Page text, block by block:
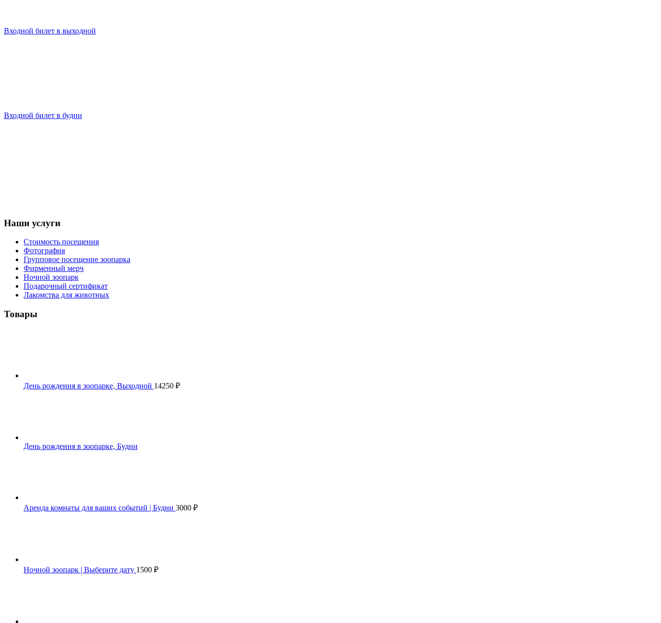
Входной билет в выходной
Входной билет в будни
Наши услуги
Стоимость посещения
Фотография
Групповое посещение зоопарка
Фирменный мерч
Ночной зоопарк
Подарочный сертификат
Лакомства для животных
Товары
День рождения в зоопарке, Выходной 14250 ₽
День рождения в зоопарке, Будни
Аренда комнаты для ваших событий | Будни 3000 ₽
Ночной зоопарк | Выберите дату 1500 ₽